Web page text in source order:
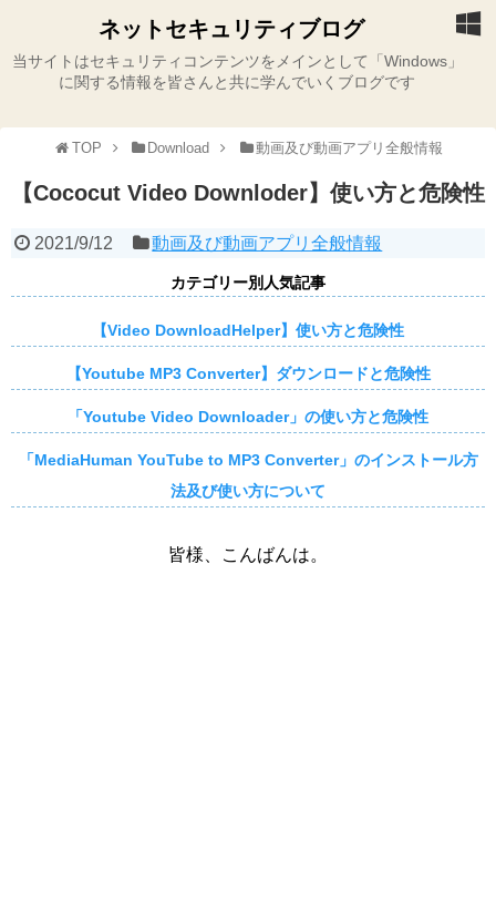
ネットセキュリティブログ
当サイトはセキュリティコンテンツをメインとして「Windows」
に関する情報を皆さんと共に学んでいくブログです
TOP Download 動画及び動画アプリ全般情報
【Cococut Video Downloder】使い方と危険性
2021/9/12 動画及び動画アプリ全般情報
カテゴリー別人気記事
【Video DownloadHelper】使い方と危険性
【Youtube MP3 Converter】ダウンロードと危険性
「Youtube Video Downloader」の使い方と危険性
「MediaHuman YouTube to MP3 Converter」のインストール方
法及び使い方について
皆様、こんばんは。